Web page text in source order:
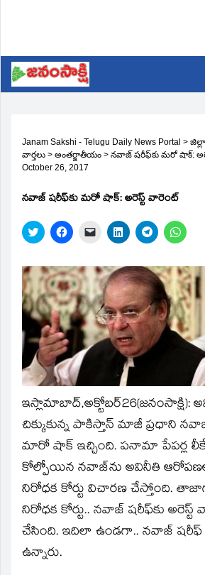
Janam Sakshi - Telugu Daily News Portal >
వార్తలు > అంతర్జాతీయం > నవాజ్‌ షరీఫ్‌కు మరో షాక్‌:
October 26, 2017
నవాజ్‌ షరీఫ్‌కు మరో షాక్‌: అరెస్ట్‌ వారెంట్‌
Click
to
Twitter
(Opens
in
new
window)
Click
to
Facebook
(Opens
in
new
window)
Click
link
to
a
friend
(Opens
in
new
window)
Click
to
LinkedIn
(Opens
in
new
window)
Click
to
Telegram
(Opens
in
new
window)
Click
to
in
new
ఇస్లామాబాద్‌,అక్టోబర్‌26(జ‌నంసాక్షి):
చిక్కుకున్న పాకిస్తాన్‌ మాజీ ప్రధాని
మారో షాక్‌ ఇచ్చింది. పనామా పేపర్ల
కోల్పోయిన నవాజ్‌ను అవినీతి
నిరోధక కోర్టు విచారణ చేస్తోంది.
నిరోధక కోర్టు.. నవాజ్‌ షరీఫ్‌కు
చేసింది. ఇదిలా ఉండగా.. నవాజ్‌ షరీఫ్‌
ఉన్నారు.